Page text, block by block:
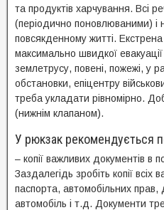
та продуктів харчування. Всі
(періодично поновлюваними) і
повсякденному житті.
максимально швидкої
землетрусу, повені, пожежі, у
обстановки, епіцентру
треба укладати рівномірно.
(нижнім клапаном).
У рюкзак рекомендується
– копії важливих документів в
Заздалегідь зробіть копії всіх
паспорта, автомобільних прав,
автомобіль і т.д. Документи